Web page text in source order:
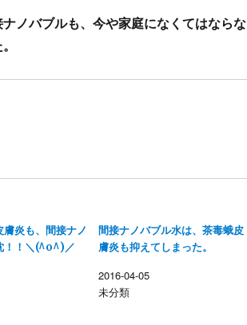
ノバブルも、今や家庭になくてはならな
膚炎も、間接ナノ
！！＼(^o^)／
間接ナノバブル水は、茶毒蛾皮
膚炎も抑えてしまった。
2016-04-05
未分類